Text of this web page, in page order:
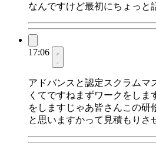
なんですけど最初にちょっと
17:06
アドバンスと認定スクラムマ
くてですねまずワークをしま
をしますじゃあ皆さんこの研
と思いますかって見積もりさ